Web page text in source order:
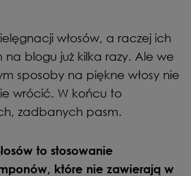
włosów, a raczej ich
na blogu już kilka razy. Ale we
sposoby na piękne włosy nie
wrócić. W końcu to
zadbanych pasm.
to stosowanie
które nie zawierają w